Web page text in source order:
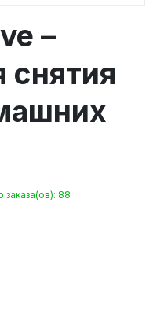
–
снятия
заказа(ов): 88